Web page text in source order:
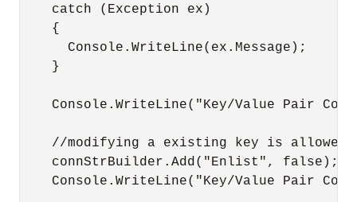
    catch (Exception ex)
    {
      Console.WriteLine(ex.Message);
    }
Console.WriteLine("Key/Value Pair
    //modifying a existing key is allowed.
    connStrBuilder.Add("Enlist", false);
Console.WriteLine("Key/Value Pair